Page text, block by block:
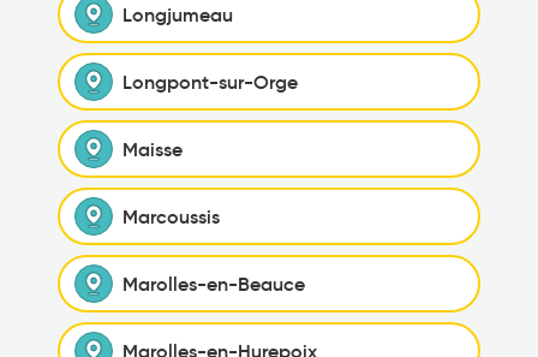
Longjumeau
Longpont-sur-Orge
Maisse
Marcoussis
Marolles-en-Beauce
Marolles-en-Hurepoix